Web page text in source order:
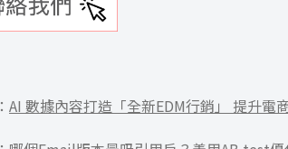
AI 數據內容打造「全新EDM行銷」 提升電